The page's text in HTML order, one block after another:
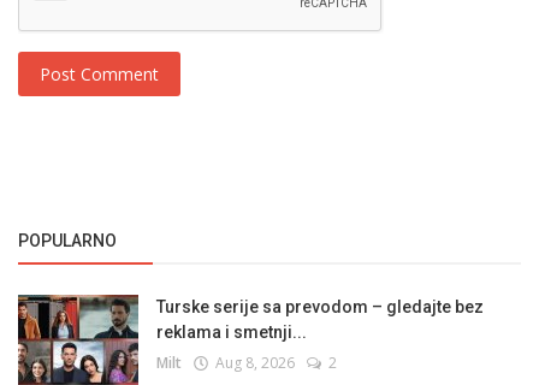
Post Comment
POPULARNO
Turske serije sa prevodom – gledajte bez
reklama i smetnji...
Milt Aug 8, 2026 2